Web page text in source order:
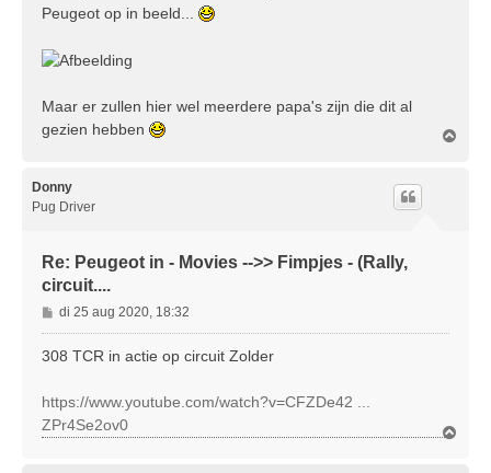
h
Peugeot op in beeld...
Maar er zullen hier wel meerdere papa's zijn die dit al
gezien hebben
Donny
Pug Driver
Re: Peugeot in - Movies -->> Fimpjes - (Rally,
circuit....
B
e
r
h
t
di 25 aug 2020, 18:32
308 TCR in actie op circuit Zolder
https://www.youtube.com/watch?v=CFZDe42 ...
ZPr4Se2ov0